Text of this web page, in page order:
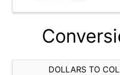
DOLLARS TO